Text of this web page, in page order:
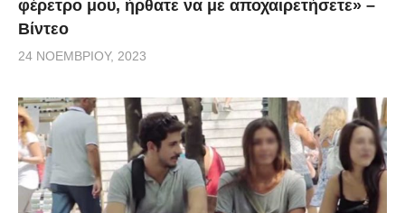
φέρετρο μου, ήρθατε να με αποχαιρετήσετε» –
Βίντεο
24 ΝΟΕΜΒΡΊΟΥ, 2023